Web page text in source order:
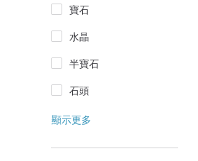
寶石
水晶
半寶石
石頭
顯示更多